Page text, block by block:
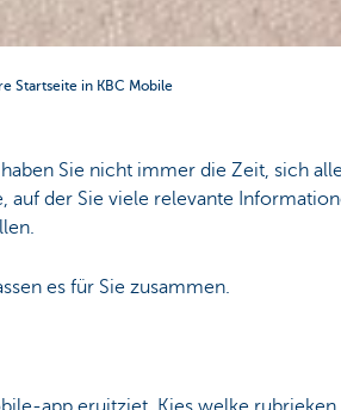
Startseite in KBC Mobile
Sie nicht immer die Zeit, sich
auf der Sie viele relevante
es für Sie zusammen.